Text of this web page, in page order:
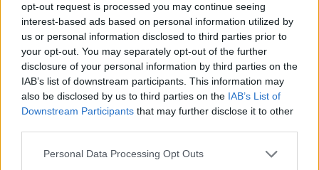
opt-out request is processed you may continue seeing
interest-based ads based on personal information utilized by
us or personal information disclosed to third parties prior to
your opt-out. You may separately opt-out of the further
disclosure of your personal information by third parties on the
IAB’s list of downstream participants. This information may
also be disclosed by us to third parties on the IAB’s List of
Downstream Participants that may further disclose it to other
Personal Data Processing Opt Outs
T. szereti a fiatal lányokat 14. rész
nőknek, amikor segítséget kérnek?